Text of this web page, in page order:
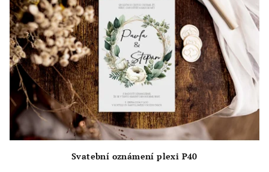
Svatební oznámení plexi P40